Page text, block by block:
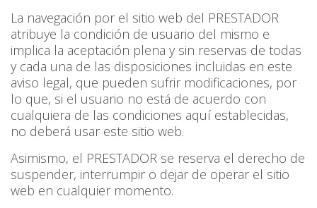
La navegación por el sitio web del PRESTADOR
atribuye la condición de usuario del mismo e
implica la aceptación plena y sin reservas de todas
y cada una de las disposiciones incluidas en este
aviso legal, que pueden sufrir modificaciones, por
lo que, si el usuario no está de acuerdo con
cualquiera de las condiciones aquí establecidas,
no deberá usar este sitio web.
Asimismo, el PRESTADOR se reserva el derecho de
suspender, interrumpir o dejar de operar el sitio
web en cualquier momento.